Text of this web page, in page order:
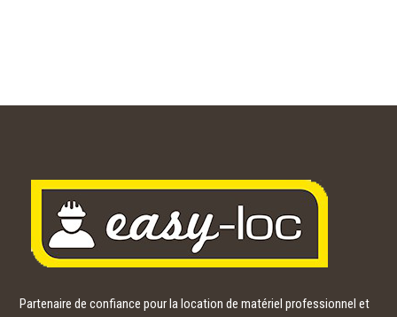
Partenaire de confiance pour la location de matériel professionnel et